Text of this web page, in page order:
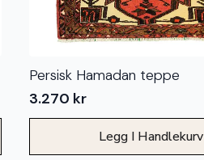
Persisk Hamadan teppe
3.270 kr
Legg I Handlekurv